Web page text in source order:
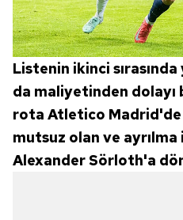
Listenin ikinci
da maliyetinden dolayı
rota Atletico Madrid'de
mutsuz olan ve
Alexander Sörloth'a